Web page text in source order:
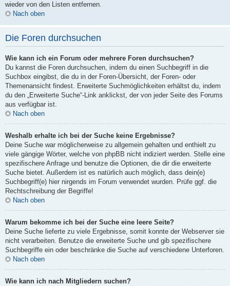
wieder von den Listen entfernen.
Nach oben
Die Foren durchsuchen
Wie kann ich ein Forum oder mehrere Foren durchsuchen?
Du kannst die Foren durchsuchen, indem du einen Suchbegriff in die
Suchbox eingibst, die du in der Foren-Übersicht, der Foren- oder
Themenansicht findest. Erweiterte Suchmöglichkeiten erhältst du, indem
du den „Erweiterte Suche“-Link anklickst, der von jeder Seite des Forums
aus verfügbar ist.
Nach oben
Weshalb erhalte ich bei der Suche keine Ergebnisse?
Deine Suche war möglicherweise zu allgemein gehalten und enthielt zu
viele gängige Wörter, welche von phpBB nicht indiziert werden. Stelle eine
spezifischere Anfrage und benutze die Optionen, die dir die erweiterte
Suche bietet. Außerdem ist es natürlich auch möglich, dass dein(e)
Suchbegriff(e) hier nirgends im Forum verwendet wurden. Prüfe ggf. die
Rechtschreibung der Begriffe!
Nach oben
Warum bekomme ich bei der Suche eine leere Seite?
Deine Suche lieferte zu viele Ergebnisse, somit konnte der Webserver sie
nicht verarbeiten. Benutze die erweiterte Suche und gib spezifischere
Suchbegriffe ein oder beschränke die Suche auf verschiedene Unterforen.
Nach oben
Wie kann ich nach Mitgliedern suchen?